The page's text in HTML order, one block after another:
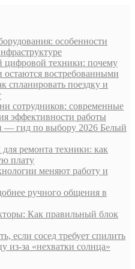
особенности
цифровой техники: почему
остаются востребованными
спланировать поездку и
сотрудников: современные
эффективности работы
— гид по выбору 2026 Белый
ремонта техники: как
плату
меняют работу и
ручного общения в
Как правильный блок
если сосед требует спилить
из-за «нехватки солнца»